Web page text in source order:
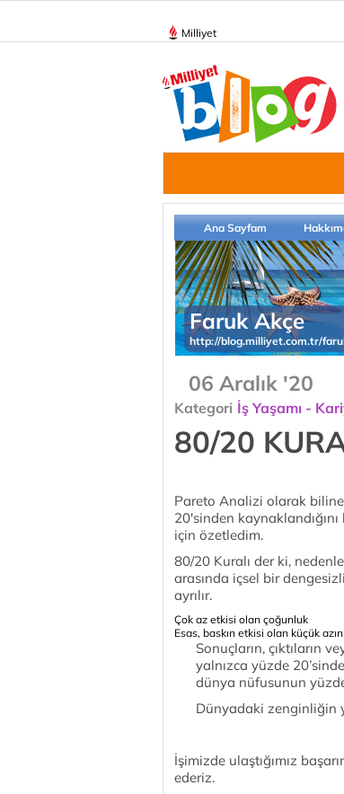
Milliyet
Ana Sayfam
Faruk Akçe
http://blog.milliyet.com.tr/
06 Aralık '20
Kategori İş Yaşamı -
80/20
Pareto Analizi olarak
20'sinden
için özetledim.
80/20 Kuralı der ki,
arasında içsel bir
ayrılır.
Çok az etkisi olan çoğunluk
Esas, baskın etkisi olan küçük
Sonuçların, çıktıların
yalnızca yüzde
dünya nüfusunun
Dünyadaki zenginliğin
İşimizde ulaştığımız
ederiz.